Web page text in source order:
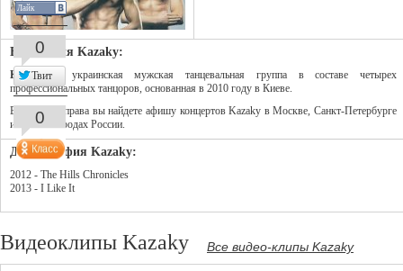
Биография Kazaky:
Kazaky- украинская мужская танцевальная группа в составе четырех
профессиональных танцоров, основанная в 2010 году в Киеве.
В колонке справа вы найдете афишу концертов Kazaky в Москве, Санкт-Петербурге
и других городах России.
Дискография Kazaky:
2012 - The Hills Chronicles
2013 - I Like It
Видеоклипы Kazaky Все видео-клипы Kazaky
Лайк
0
Твит
0